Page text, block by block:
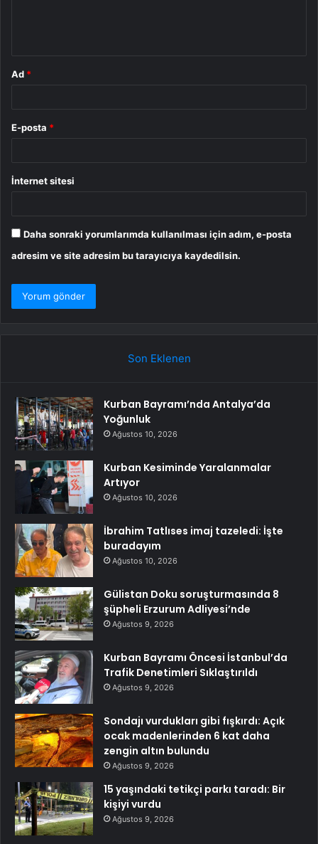
Ad *
E-posta *
İnternet sitesi
Daha sonraki yorumlarımda kullanılması için adım, e-posta
adresim ve site adresim bu tarayıcıya kaydedilsin.
Son Eklenen
Kurban Bayramı’nda Antalya’da
Yoğunluk
Ağustos 10, 2026
Kurban Kesiminde Yaralanmalar
Artıyor
Ağustos 10, 2026
İbrahim Tatlıses imaj tazeledi: İşte
buradayım
Ağustos 10, 2026
Gülistan Doku soruşturmasında 8
şüpheli Erzurum Adliyesi’nde
Ağustos 9, 2026
Kurban Bayramı Öncesi İstanbul’da
Trafik Denetimleri Sıklaştırıldı
Ağustos 9, 2026
Sondajı vurdukları gibi fışkırdı: Açık
ocak madenlerinden 6 kat daha
zengin altın bulundu
Ağustos 9, 2026
15 yaşındaki tetikçi parkı taradı: Bir
kişiyi vurdu
Ağustos 9, 2026